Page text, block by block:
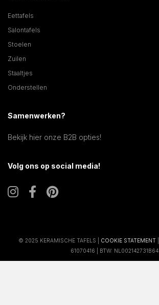
Eettafels
Salontafels
Stoelen
Zuilen
Staaltjes
Onderstellen
Samenwerken?
Bekijk hier onze B2B opties!
Volg ons op social media!
© 2025 KERAMISCHE TAFELS | COOKIE STATEMENT
61070416 | BTW: NL002142731B64